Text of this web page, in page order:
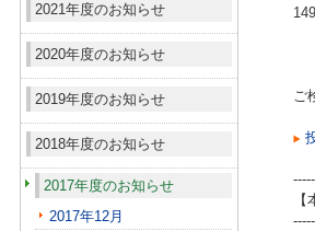
2021年度のお知らせ
2020年度のお知らせ
2019年度のお知らせ
2018年度のお知らせ
2017年度のお知らせ
2017年12月
ご